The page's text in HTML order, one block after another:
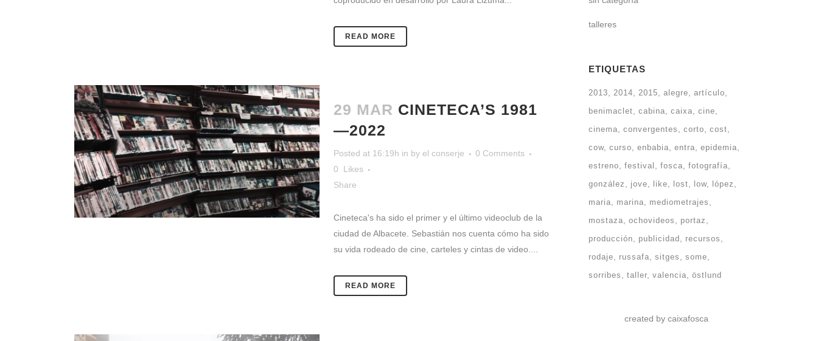
READ MORE
29 MAR CINETECA’S 1981
—2022
Posted at 16:19h in by el conserje
0 Comments
0
Likes
Share
Cineteca's ha sido el primer y el último videoclub de la
ciudad de Albacete. Sebastián nos cuenta cómo ha sido
su vida rodeado de cine, carteles y cintas de video....
READ MORE
talleres
ETIQUETAS
2013 2014 2015 alegre
artículo
benimaclet
cabina caixa
cine
cinema
convergentes corto
cost
cow curso enbabia entra
epidemia
estreno
festival fosca
fotografía
gonzález
jove like lost low
lópez
maria
marina
mediometrajes
mostaza
ochovideos
portaz
producción
publicidad
recursos
rodaje
russafa sitges
some
sorribes
taller valencia östlund
created by caixafosca